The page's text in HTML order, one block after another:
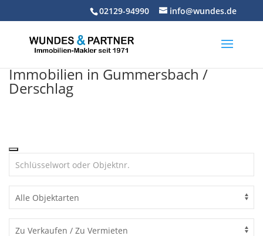
02129-94990 info@wundes.de
Immobilien in Gummersbach /
Derschlag